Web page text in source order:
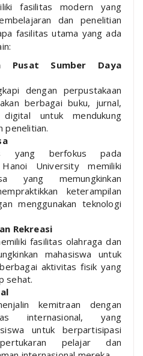
fasilitas modern yang
dan penelitian
fasilitas utama yang ada
Pusat Sumber Daya
dengan perpustakaan
berbagai buku, jurnal,
untuk mendukung
penelitian.
yang berfokus pada
University memiliki
yang memungkinkan
keterampilan
menggunakan teknologi
Rekreasi
fasilitas olahraga dan
mahasiswa untuk
aktivitas fisik yang
sehat.
kemitraan dengan
internasional, yang
untuk berpartisipasi
pelajar dan